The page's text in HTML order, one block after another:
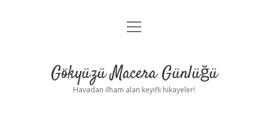
Anasayfa
Yasal Uyarı
menüyü
Gökyüzü Macera Günlüğü
Havadan ilham alan keyifli hikayeler!